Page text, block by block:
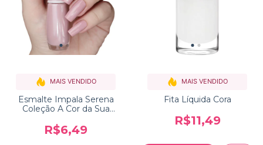
MAIS VENDIDO
Esmalte Impala Serena
Coleção A Cor da Sua
R$6,49
MAIS VENDIDO
Fita Líquida Cora
R$11,49